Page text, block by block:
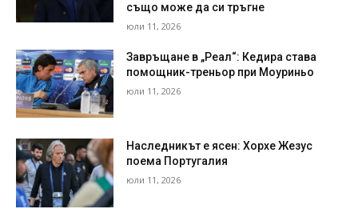
също може да си тръгне
юли 11, 2026
Завръщане в „Реал“: Кедира става
помощник-треньор при Моуриньо
юли 11, 2026
Наследникът е ясен: Хорхе Жезус
поема Португалия
юли 11, 2026